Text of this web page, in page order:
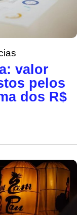
valor
pelos
dos R$